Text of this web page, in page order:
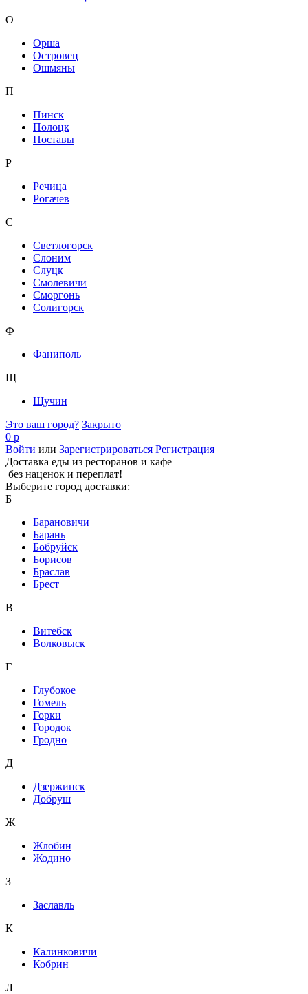
О
Орша
Островец
Ошмяны
П
Пинск
Полоцк
Поставы
Р
Речица
Рогачев
С
Светлогорск
Слоним
Слуцк
Смолевичи
Сморгонь
Солигорск
Ф
Фаниполь
Щ
Щучин
Это ваш город? Закрыто
0 р
Войти или Зарегистрироваться Регистрация
Доставка еды из ресторанов и кафе
без наценок и переплат!
Выберите город доставки:
Б
Барановичи
Барань
Бобруйск
Борисов
Браслав
Брест
В
Витебск
Волковыск
Г
Глубокое
Гомель
Горки
Городок
Гродно
Д
Дзержинск
Добруш
Ж
Жлобин
Жодино
З
Заславль
К
Калинковичи
Кобрин
Л